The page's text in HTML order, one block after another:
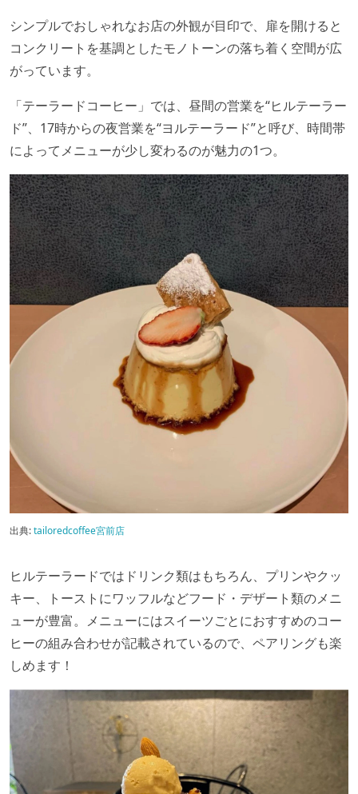
シンプルでおしゃれなお店の外観が目印で、扉を開けると
コンクリートを基調としたモノトーンの落ち着く空間が広
がっています。
「テーラードコーヒー」では、昼間の営業を“ヒルテーラー
ド”、17時からの夜営業を“ヨルテーラード”と呼び、時間帯
によってメニューが少し変わるのが魅力の1つ。
出典:tailoredcoffee宮前店
ヒルテーラードではドリンク類はもちろん、プリンやクッ
キー、トーストにワッフルなどフード・デザート類のメニ
ューが豊富。メニューにはスイーツごとにおすすめのコー
ヒーの組み合わせが記載されているので、ペアリングも楽
しめます！